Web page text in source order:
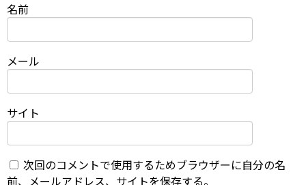
名前
メール
サイト
次回のコメントで使用するためブラウザーに自分の名
前、メールアドレス、サイトを保存する。